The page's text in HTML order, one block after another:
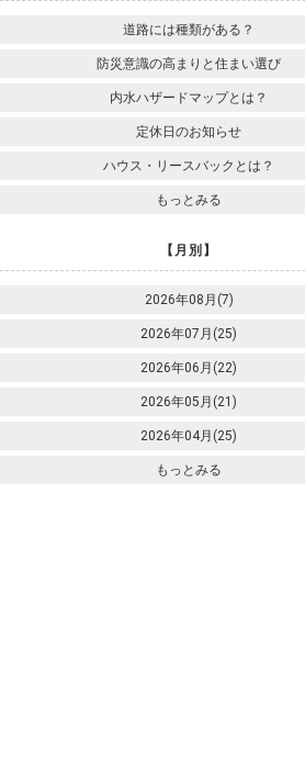
道路には種類がある？
防災意識の高まりと住まい選び
内水ハザードマップとは？
定休日のお知らせ
ハウス・リースバックとは？
もっとみる
【月別】
2026年08月(7)
2026年07月(25)
2026年06月(22)
2026年05月(21)
2026年04月(25)
もっとみる